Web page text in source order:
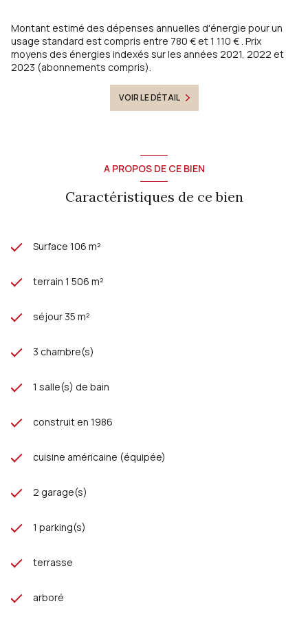
Montant estimé des dépenses annuelles d'énergie pour un
usage standard est compris entre 780 € et 1 110 € . Prix
moyens des énergies indexés sur les années 2021, 2022 et
2023 (abonnements compris).
VOIR LE DÉTAIL
A PROPOS DE CE BIEN
Caractéristiques de ce bien
Surface 106 m²
terrain 1 506 m²
séjour 35 m²
3 chambre(s)
1 salle(s) de bain
construit en 1986
cuisine américaine (équipée)
2 garage(s)
1 parking(s)
terrasse
arboré